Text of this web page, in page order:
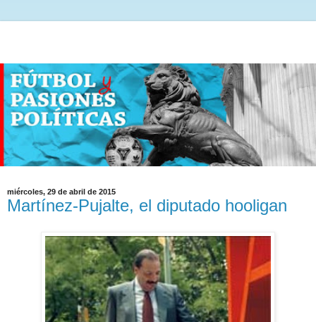
miércoles, 29 de abril de 2015
Martínez-Pujalte, el diputado hooligan